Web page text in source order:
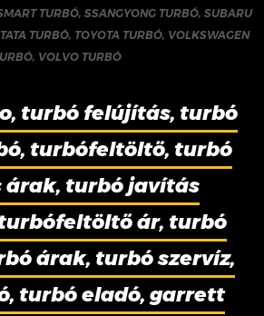
TURBÓ, SSANGYONG TURBÓ, SUBARU
TATA TURBÓ, TOYOTA TURBÓ, VOLKSWAGEN
, VOLVO TURBÓ
turbó felújítás, turbó
turbófeltöltő, turbó
turbó javítás
ár, turbó
árak, turbó szervíz,
turbó eladó, garrett